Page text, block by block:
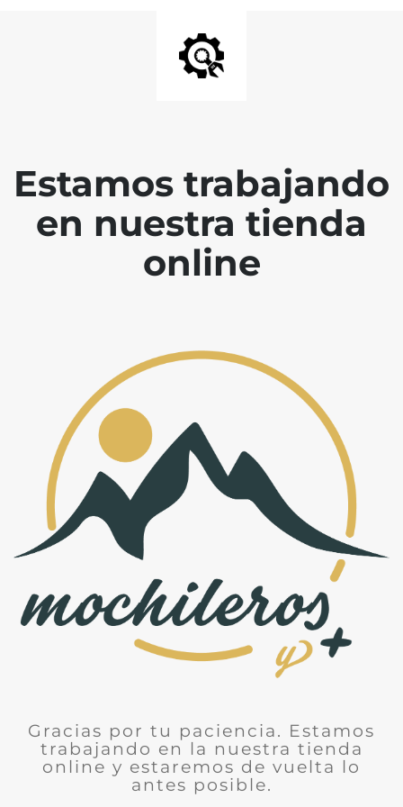
Estamos trabajando
en nuestra tienda
online
Gracias por tu paciencia. Estamos
trabajando en la nuestra tienda
online y estaremos de vuelta lo
antes posible.